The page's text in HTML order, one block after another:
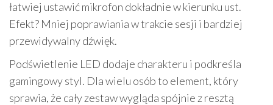
łatwiej ustawić mikrofon dokładnie w kierunku ust.
Efekt? Mniej poprawiania w trakcie sesji i bardziej
przewidywalny dźwięk.
Podświetlenie LED dodaje charakteru i podkreśla
gamingowy styl. Dla wielu osób to element, który
sprawia, że cały zestaw wygląda spójnie z resztą